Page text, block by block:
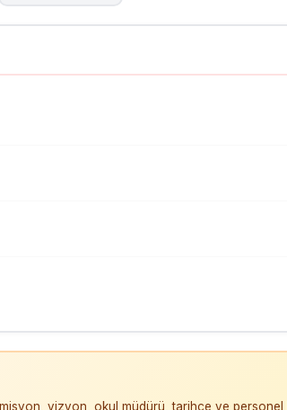
vizyon, okul müdürü, tarihçe ve personel